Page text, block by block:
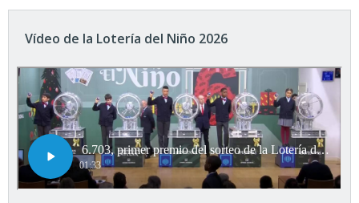
Vídeo de la Lotería del Niño 2026